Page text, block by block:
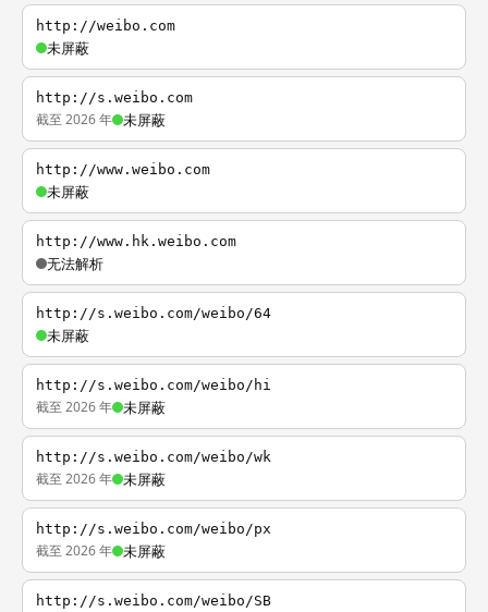
http://weibo.com
未屏蔽
http://s.weibo.com
截至 2026 年 未屏蔽
http://www.weibo.com
未屏蔽
http://www.hk.weibo.com
无法解析
http://s.weibo.com/weibo/64
未屏蔽
http://s.weibo.com/weibo/hi
截至 2026 年 未屏蔽
http://s.weibo.com/weibo/wk
截至 2026 年 未屏蔽
http://s.weibo.com/weibo/px
截至 2026 年 未屏蔽
http://s.weibo.com/weibo/SB